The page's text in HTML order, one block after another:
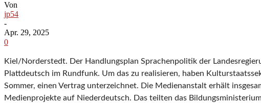
Von
jp54
-
Apr. 29, 2025
0
Kiel/Norderstedt. Der Handlungsplan Sprachenpolitik der
Plattdeutsch im Rundfunk. Um das zu realisieren, haben
Sommer, einen Vertrag unterzeichnet. Die Medienanstalt erhält
Medienprojekte auf Niederdeutsch. Das teilten das